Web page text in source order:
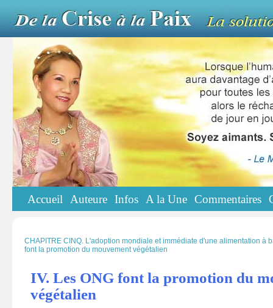
Accueil Auteure Infos A la Une Commentaires
CHAPITRE CINQ. L'adoption mondiale et immédiate d'une alimentation à
font la promotion du mouvement végétalien
IV. Les ONG font la promotion du
végétalien